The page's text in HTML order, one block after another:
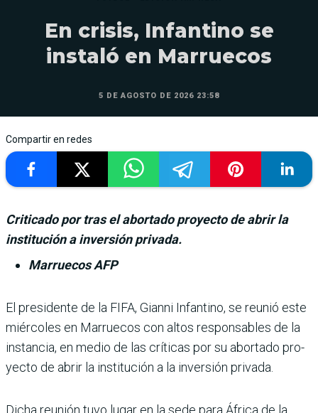
En crisis, Infantino se
instaló en Marruecos
5 DE AGOSTO DE 2026 23:58
Compartir en redes
Criticado por tras el abortado proyecto de abrir la
institución a inversión privada.
Marruecos AFP
El presidente de la FIFA, Gianni Infantino, se reunió este
miércoles en Marruecos con altos responsables de la
instancia, en medio de las críticas por su abortado pro­
yecto de abrir la institución a la inversión privada.
Dicha reunión tuvo lugar en la sede para África de la